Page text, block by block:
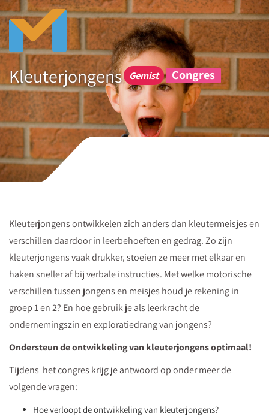
Bekijk
de
microlearning
Kleuterjongens
ontwikkelen
zich
anders
dan
kleutermeisjes
en
verschillen
leerbehoeften
gedrag.
We
hebben
iets
leuks
voor
een gratis
microlearning
Kleuterjongens Gemist Congres
Kleuterjongens ontwikkelen zich anders dan kleutermeisjes en
verschillen daardoor in leerbehoeften en gedrag. Zo zijn
kleuterjongens vaak drukker, stoeien ze meer met elkaar en
haken sneller af bij verbale instructies. Met welke motorische
verschillen tussen jongens en meisjes houd je rekening in
groep 1 en 2? En hoe gebruik je als leerkracht de
ondernemingszin en exploratiedrang van jongens?
Ondersteun de ontwikkeling van kleuterjongens optimaal!
Tijdens het congres krijg je antwoord op onder meer de
volgende vragen:
Hoe verloopt de ontwikkeling van kleuterjongens?